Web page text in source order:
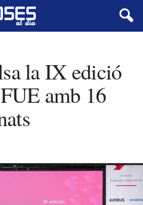
la IX edició
amb 16